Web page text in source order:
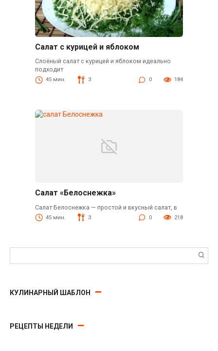
Салат с курицей и яблоком
Слоёный салат с курицей и яблоком идеально
подходит
45 мин. 3 0 184
Салат «Белоснежка»
Салат Белоснежка — простой и вкусный салат, в
45 мин. 3 0 218
КУЛИНАРНЫЙ ШАБЛОН
РЕЦЕПТЫ НЕДЕЛИ